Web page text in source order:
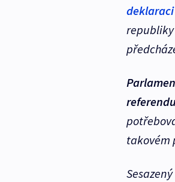
deklaraci
republiky
takovém
Sesazený